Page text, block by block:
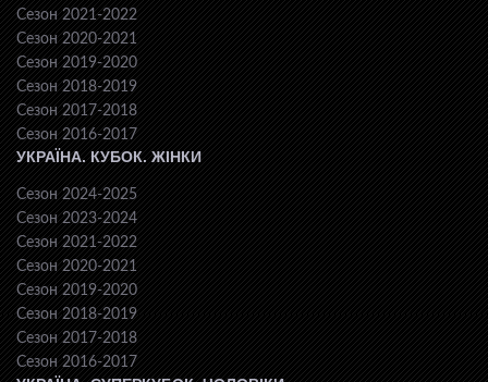
Сезон 2021-2022
Сезон 2020-2021
Сезон 2019-2020
Сезон 2018-2019
Сезон 2017-2018
Сезон 2016-2017
УКРАЇНА. КУБОК. ЖІНКИ
Сезон 2024-2025
Сезон 2023-2024
Сезон 2021-2022
Сезон 2020-2021
Сезон 2019-2020
Сезон 2018-2019
Сезон 2017-2018
Сезон 2016-2017